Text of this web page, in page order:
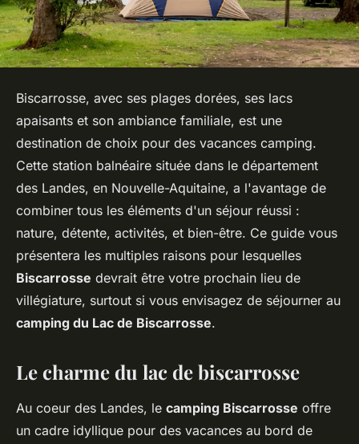
Biscarrosse, avec ses plages dorées, ses lacs
apaisants et son ambiance familiale, est une
destination de choix pour des vacances camping.
Cette station balnéaire située dans le département
des Landes, en Nouvelle-Aquitaine, a l'avantage de
combiner tous les éléments d'un séjour réussi :
nature, détente, activités, et bien-être. Ce guide vous
présentera les multiples raisons pour lesquelles
Biscarrosse devrait être votre prochain lieu de
villégiature, surtout si vous envisagez de séjourner au
camping du Lac de Biscarrosse.
Le charme du lac de biscarrosse
Au coeur des Landes, le camping Biscarrosse offre
un cadre idyllique pour des vacances au bord de